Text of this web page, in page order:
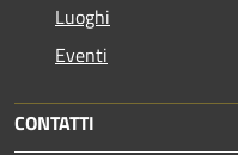
Luoghi
Eventi
CONTATTI